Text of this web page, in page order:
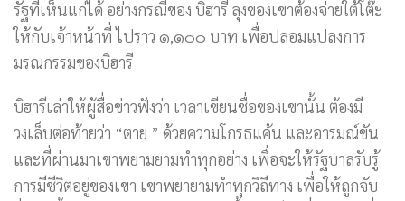
รัฐที่เห็นแก่ได้ อย่างกรณีของ บิฮารี ลุงของเขาต้องจ่ายใต้โต๊ะ
ให้กับเจ้าหน้าที่ ไปราว ๑,๑๐๐ บาท เพื่อปลอมแปลงการ
มรณกรรมของบิฮารี
บิฮารีเล่าให้ผู้สื่อข่าวฟังว่า เวลาเขียนชื่อของเขานั้น ต้องมี
วงเล็บต่อท้ายว่า “ตาย ” ด้วยความโกรธแค้น และอารมณ์ขัน
และที่ผ่านมาเขาพยามยามทำทุกอย่าง เพื่อจะให้รัฐบาลรับรู้
การมีชีวิตอยู่ของเขา เขาพยายามทำทุกวิถีทาง เพื่อให้ถูกจับ